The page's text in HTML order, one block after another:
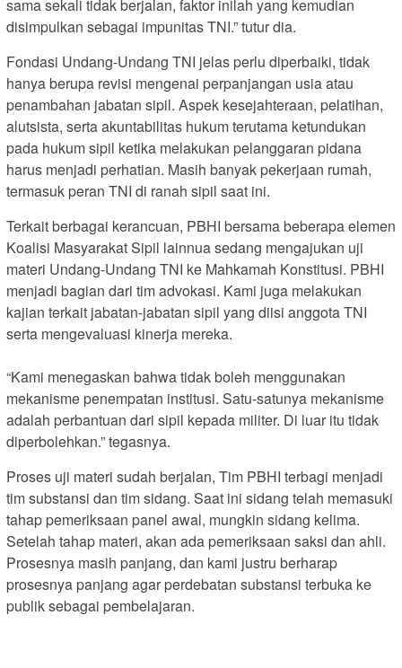
sama sekali tidak berjalan, faktor inilah yang kemudian
disimpulkan sebagai impunitas TNI.” tutur dia.
Fondasi Undang-Undang TNI jelas perlu diperbaiki, tidak
hanya berupa revisi mengenai perpanjangan usia atau
penambahan jabatan sipil. Aspek kesejahteraan, pelatihan,
alutsista, serta akuntabilitas hukum terutama ketundukan
pada hukum sipil ketika melakukan pelanggaran pidana
harus menjadi perhatian. Masih banyak pekerjaan rumah,
termasuk peran TNI di ranah sipil saat ini.
Terkait berbagai kerancuan, PBHI bersama beberapa elemen
Koalisi Masyarakat Sipil lainnua sedang mengajukan uji
materi Undang-Undang TNI ke Mahkamah Konstitusi. PBHI
menjadi bagian dari tim advokasi. Kami juga melakukan
kajian terkait jabatan-jabatan sipil yang diisi anggota TNI
serta mengevaluasi kinerja mereka.
“Kami menegaskan bahwa tidak boleh menggunakan
mekanisme penempatan institusi. Satu-satunya mekanisme
adalah perbantuan dari sipil kepada militer. Di luar itu tidak
diperbolehkan.” tegasnya.
Proses uji materi sudah berjalan, Tim PBHI terbagi menjadi
tim substansi dan tim sidang. Saat ini sidang telah memasuki
tahap pemeriksaan panel awal, mungkin sidang kelima.
Setelah tahap materi, akan ada pemeriksaan saksi dan ahli.
Prosesnya masih panjang, dan kami justru berharap
prosesnya panjang agar perdebatan substansi terbuka ke
publik sebagai pembelajaran.